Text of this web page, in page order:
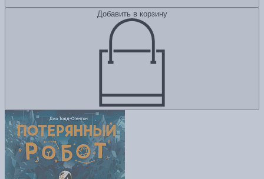
Добавить в корзину